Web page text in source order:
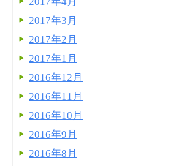
2017年3月
2017年2月
2017年1月
2016年12月
2016年11月
2016年10月
2016年9月
2016年8月